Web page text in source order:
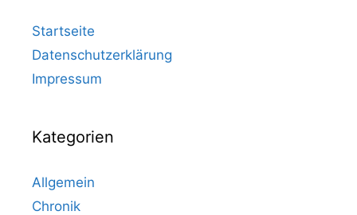
Startseite
Datenschutzerklärung
Impressum
Kategorien
Allgemein
Chronik